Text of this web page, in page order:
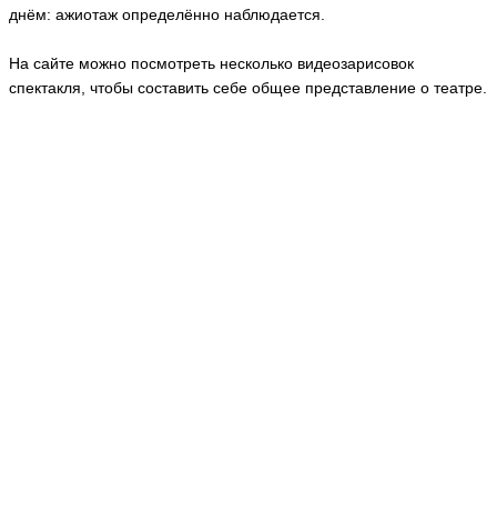
днём: ажиотаж определённо наблюдается.
На сайте можно посмотреть несколько видеозарисовок
спектакля, чтобы составить себе общее представление о театре.